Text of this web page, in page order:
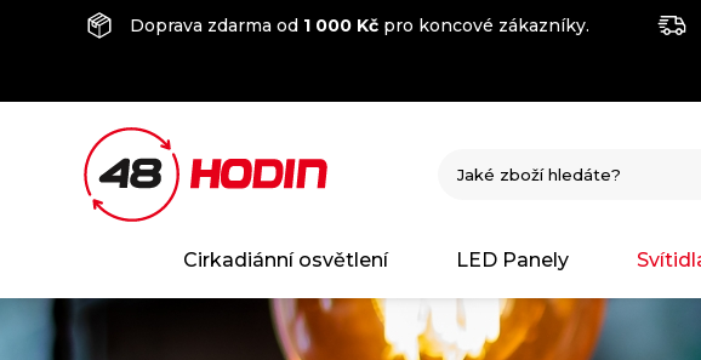
Doprava zdarma od 1 000 Kč pro koncové zákazníky.
Cirkadiánní osvětlení LED Panely